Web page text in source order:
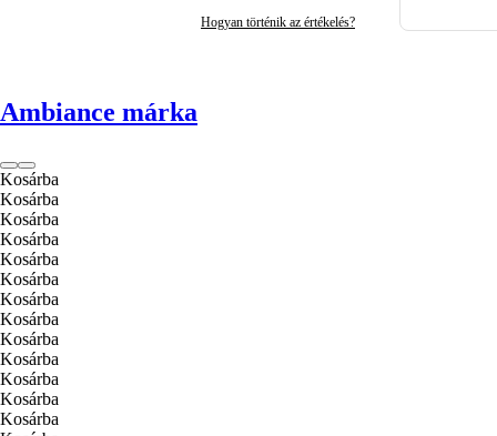
Hogyan történik az értékelés?
Ambiance márka
Kosárba
Kosárba
Kosárba
Kosárba
Kosárba
Kosárba
Kosárba
Kosárba
Kosárba
Kosárba
Kosárba
Kosárba
Kosárba